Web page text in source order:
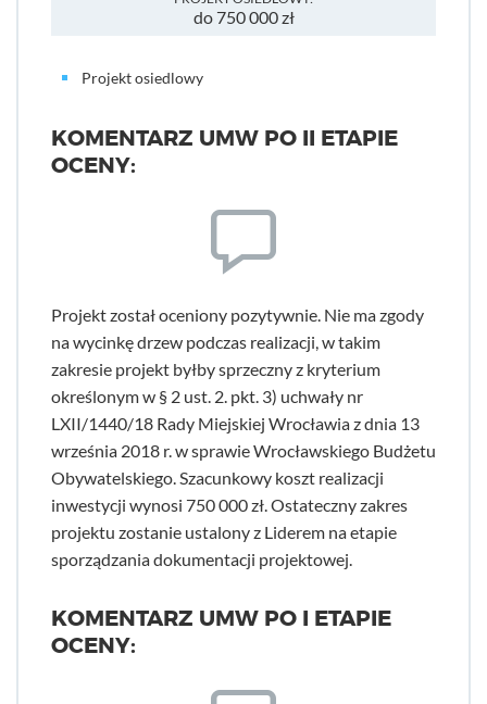
do 750 000 zł
Projekt osiedlowy
KOMENTARZ UMW PO II ETAPIE
OCENY:
Projekt został oceniony pozytywnie. Nie ma zgody
na wycinkę drzew podczas realizacji, w takim
zakresie projekt byłby sprzeczny z kryterium
określonym w § 2 ust. 2. pkt. 3) uchwały nr
LXII/1440/18 Rady Miejskiej Wrocławia z dnia 13
września 2018 r. w sprawie Wrocławskiego Budżetu
Obywatelskiego. Szacunkowy koszt realizacji
inwestycji wynosi 750 000 zł. Ostateczny zakres
projektu zostanie ustalony z Liderem na etapie
sporządzania dokumentacji projektowej.
KOMENTARZ UMW PO I ETAPIE
OCENY: